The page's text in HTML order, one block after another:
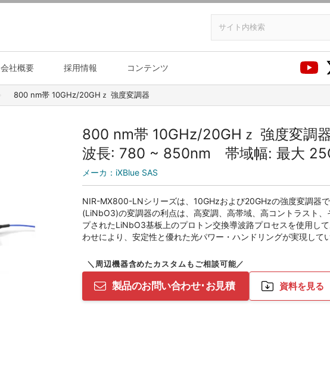
会社概要 採用情報 コンテンツ
800 nm帯 10GHz/20GHｚ 強度変調器
800 nm帯 10GHz/20GHｚ 強度変調
波長: 780 ~ 850nm 帯域幅: 最大
メーカ： iXBlue SAS
NIR-MX800-LNシリーズは、10GHzおよび20GHzの強度変調器
(LiNbO3)の変調器の利点は、高変調、高帯域、高コントラスト
プされたLiNbO3基板上のプロトン交換導波路プロセスを使用し
わせにより、安定性と優れた光パワー・ハンドリングが実現してい
製品のお問い合わせ･お見積 資料を見る